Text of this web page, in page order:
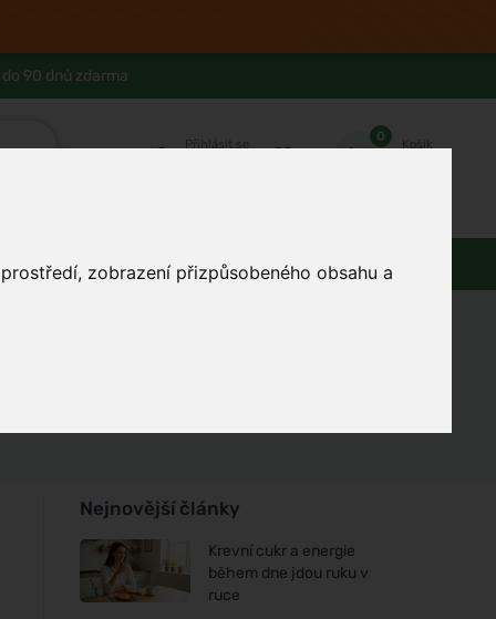
zobrazení přizpůsobeného obsahu a
90 dnů zdarma
Přihlásit se
0
Košík
Domácnost Dárky Obuv / oblečení
Nejnovější články
Krevní cukr a energie
během dne jdou ruku v
ruce